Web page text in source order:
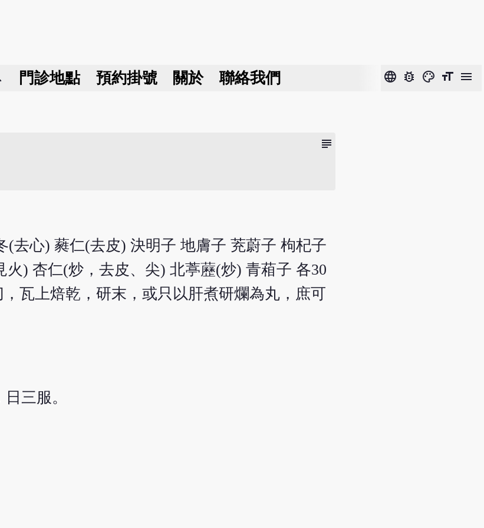
門診地點 預約掛號 關於 聯絡我們 language bug_report color_lens format_size menu
subject
去心) 蕤仁(去皮) 決明子 地膚子 茺蔚子 枸杞子
) 杏仁(炒，去皮、尖) 北葶藶(炒) 青葙子 各30
瓦上焙乾，研末，或只以肝煮研爛為丸，庶可
三服。